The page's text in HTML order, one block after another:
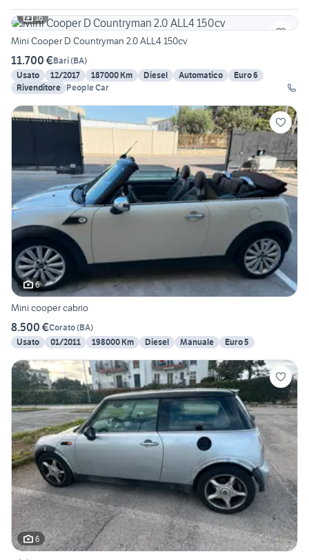
16
Mini Cooper D Countryman 2.0 ALL4 150cv
11.700 €Bari(BA)
Usato
12/2017 187000 Km Diesel Automatico
Euro 6
Rivenditore People Car
6
Mini cooper cabrio
8.500 €Corato(BA)
Usato
01/2011 198000 Km Diesel Manuale Euro 5
6